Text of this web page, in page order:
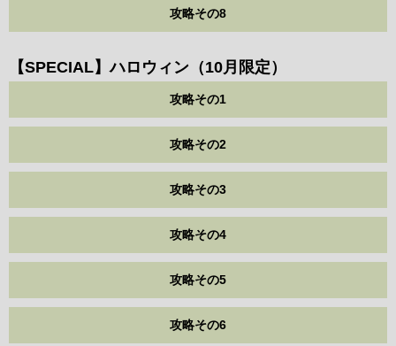
攻略その8
【SPECIAL】ハロウィン（10月限定）
攻略その1
攻略その2
攻略その3
攻略その4
攻略その5
攻略その6